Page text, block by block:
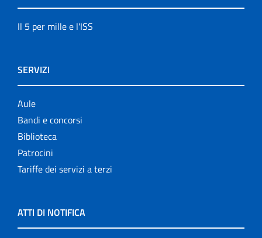
Il 5 per mille e l'ISS
SERVIZI
Aule
Bandi e concorsi
Biblioteca
Patrocini
Tariffe dei servizi a terzi
ATTI DI NOTIFICA